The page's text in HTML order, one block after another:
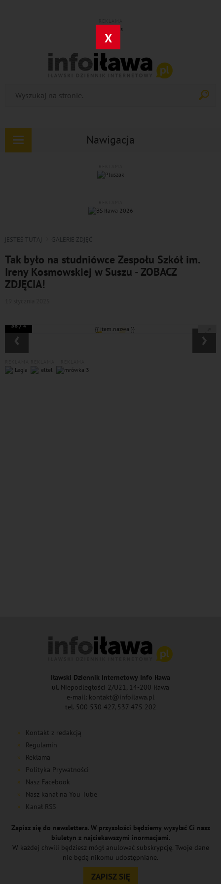
X
Nawigacja
Rozwiń
JESTEŚ TUTAJ GALERIE ZDJĘĆ
Tak było na studniówce Zespołu Szkół im.
Ireny Kosmowskiej w Suszu - ZOBACZ
ZDJĘCIA!
38 /4
‹ ›
Iławski Dziennik Internetowy Info Iława
ul. Niepodległości 2/U21, 14-200 Iława
e-mail: kontakt@infoilawa.pl
tel. 500 530 427, 537 475 202
Kontakt z redakcją
Regulamin
Reklama
Polityka Prywatności
Nasz Facebook
Nasz kanał na You Tube
Kanał RSS
Zapisz się do newslettera. W przyszłości będziemy wysyłać Ci nasz
biuletyn z najciekawszymi inormacjami.
W każdej chwili będziesz mógł anulować subskrypcję. Twoje dane
nie będą nikomu udostępniane.
ZAPISZ SIĘ